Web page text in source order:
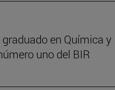
en Química y
uno del BIR